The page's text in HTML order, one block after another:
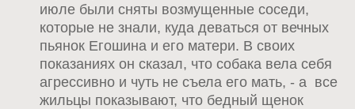
июле были сняты возмущенные соседи,
которые не знали, куда деваться от вечных
пьянок Егошина и его матери. В своих
показаниях он сказал, что собака вела себя
агрессивно и чуть не съела его мать, - а все
жильцы показывают, что бедный щенок